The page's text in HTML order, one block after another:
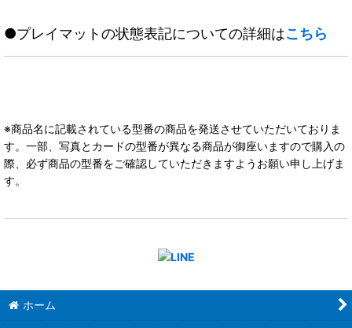
●プレイマットの状態表記についての詳細はこちら
※商品名に記載されている型番の商品を発送させていただいておりま
す。一部、写真とカードの型番が異なる商品が御座いますので購入の
際、必ず商品の型番をご確認していただきますようお願い申し上げま
す。
ホーム